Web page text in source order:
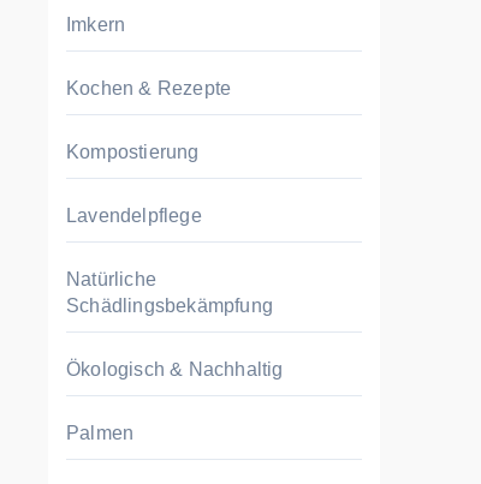
Imkern
Kochen & Rezepte
Kompostierung
Lavendelpflege
Natürliche
Schädlingsbekämpfung
Ökologisch & Nachhaltig
Palmen